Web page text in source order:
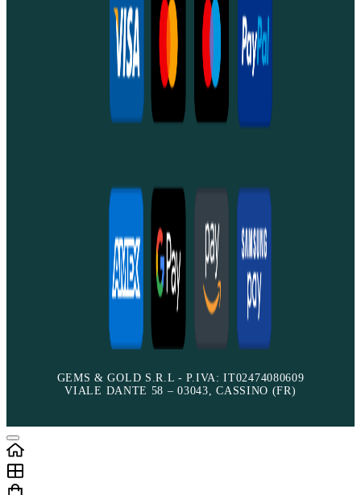
GEMS & GOLD S.R.L - P.IVA: IT02474080609
VIALE DANTE 58 – 03043, CASSINO (FR)